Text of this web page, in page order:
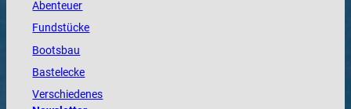
Abenteuer
Fundstücke
Bootsbau
Bastelecke
Verschiedenes